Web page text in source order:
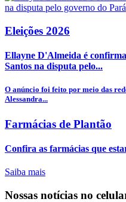
Eleições 2026
Ellayne D'Almeida é
Santos na disputa pelo...
O anúncio foi feito por meio das
Alessandra...
Farmácias de Plantão
Confira as farmácias que
Saiba mais
Nossas notícias no